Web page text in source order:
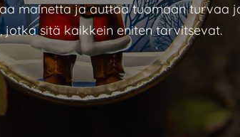
mainetta ja auttaa tuomaan turvaa
jotka sitä kaikkein eniten tarvitsevat.